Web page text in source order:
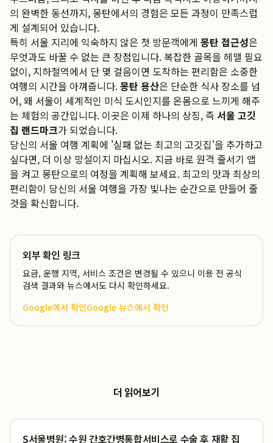
의 완벽한 동선까지, 몽탄에서의 경험은 모든 과정이 만족스럽
게 설계되어 있습니다.
특히 서울 지리에 익숙하지 않은 첫 방문객에게 몽탄 접근성은
무엇과도 바꿀 수 없는 큰 장점입니다. 복잡한 골목을 헤맬 필요
없이, 지하철역에서 단 몇 걸음이면 도착하는 편리함은 소중한
여행의 시간을 아껴줍니다.몽탄 용산은 단순한 식사 장소를 넘
어, 왜 서울이 세계적인 미식 도시인지를 온몸으로 느끼게 해주
는 체험의 공간입니다. 이곳은 이제 하나의 상징, 즉 서울 고깃
집 랜드마크가 되었습니다.
당신의 서울 여행 계획에 '실패 없는 최고의 고깃집'을 추가하고
싶다면, 더 이상 망설이지 마십시오. 지금 바로 원격 줄서기 앱
을 켜고 몽탄으로의 여정을 계획해 보세요. 최고의 맛과 최상의
편리함이 당신의 서울 여행을 가장 빛나는 순간으로 만들어 줄
것을 확신합니다.
외부 확인 링크
요금, 운행 지역, 서비스 조건은 변경될 수 있으니 이용 전 공식
검색 결과와 뉴스에서도 다시 확인하세요.
Google에서 확인Google 뉴스에서 확인
더 읽어보기
S서울병원: 수원 간호간병통합서비스로 수술 후 재활 집